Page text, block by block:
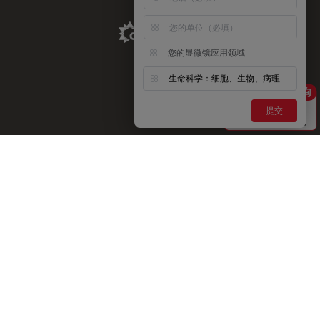
Aldevron Link
您的显微镜应用领域
生命科学：细胞、生物、病理、神经等
提交